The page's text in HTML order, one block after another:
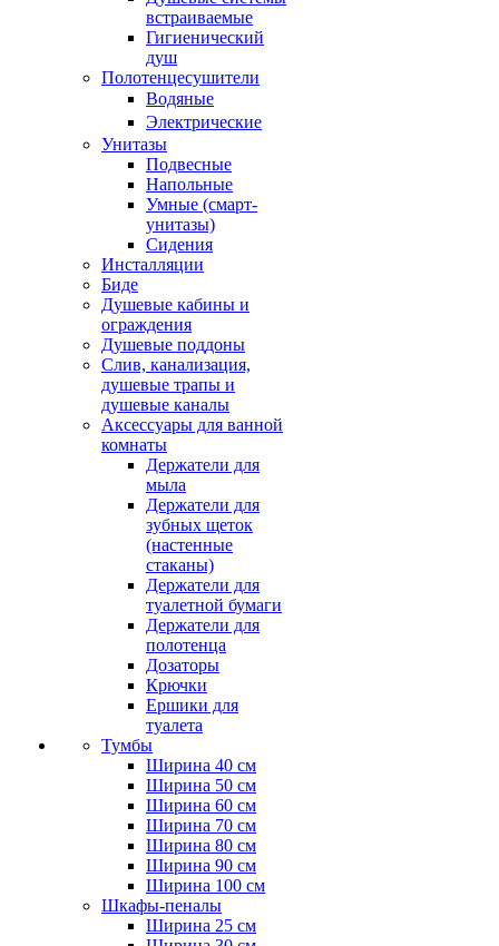
встраиваемые
Гигиенический
душ
Полотенцесушители
ㅤВодяные
ㅤЭлектрические
Унитазы
Подвесные
Напольные
Умные (смарт-
унитазы)
Сидения
Инсталляции
Биде
Душевые кабины и
ограждения
Душевые поддоны
Слив, канализация,
душевые трапы и
душевые каналы
Аксессуары для ванной
комнаты
Держатели для
мыла
Держатели для
зубных щеток
(настенные
стаканы)
Держатели для
туалетной бумаги
Держатели для
полотенца
Дозаторы
Крючки
Ершики для
туалета
Тумбы
Ширина 40 см
Ширина 50 см
Ширина 60 см
Ширина 70 см
Ширина 80 см
Ширина 90 см
Ширина 100 см
Шкафы-пеналы
Ширина 25 см